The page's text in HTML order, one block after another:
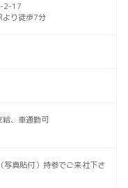
2-17
より徒歩7分
給、車通勤可
写真貼付）持参でご来社下さ